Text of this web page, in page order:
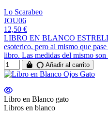
Lo Scarabeo
JOU06
12,50 €
LIBRO EN BLANCO
esoterico, pero al mismo que
libro. Las medidas del mismo
Añadir al carrito
Libro en Blanco gato
Libros en blanco